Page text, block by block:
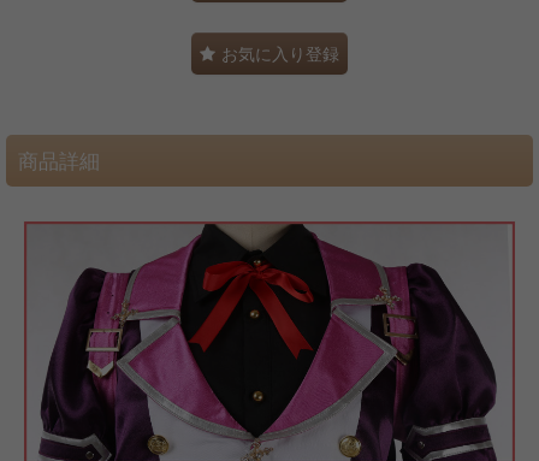
お気に入り登録
商品詳細